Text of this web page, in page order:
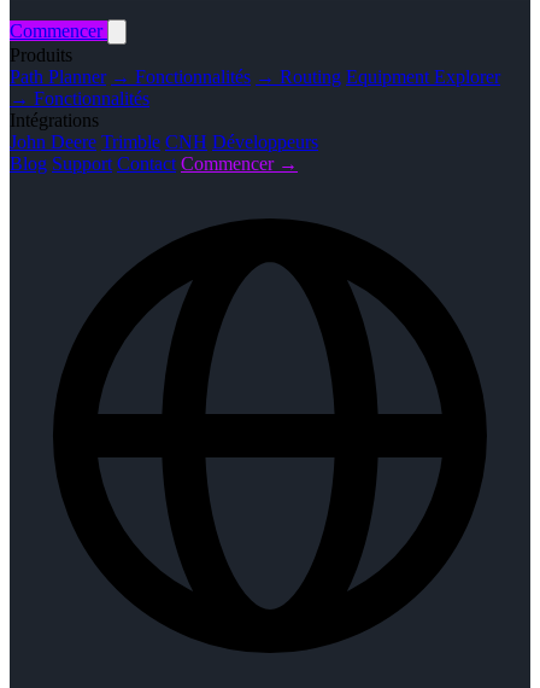
Commencer
Produits
Path Planner → Fonctionnalités → Routing Equipment Explorer
→ Fonctionnalités
Intégrations
John Deere Trimble CNH Développeurs
Blog Support Contact Commencer →